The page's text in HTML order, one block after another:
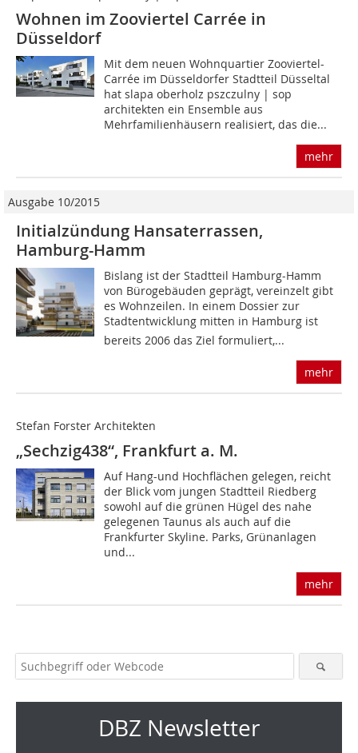
Wohnen im Zooviertel Carrée in
Düsseldorf
Mit dem neuen Wohnquartier Zooviertel-
Carrée im Düsseldorfer Stadtteil Düsseltal
hat slapa oberholz pszczulny | sop
architekten ein Ensemble aus
Mehrfamilienhäusern realisiert, das die...
mehr
Ausgabe 10/2015
Initialzündung Hansaterrassen,
Hamburg-Hamm
Bislang ist der Stadtteil Hamburg-Hamm
von Bürogebäuden geprägt, vereinzelt gibt
es Wohnzeilen. In einem Dossier zur
Stadtentwicklung mitten in Hamburg ist
bereits 2006 das Ziel formuliert,...
mehr
Stefan Forster Architekten
„Sechzig438“, Frankfurt a. M.
Auf Hang-und Hochflächen gelegen, reicht
der Blick vom jungen Stadtteil Riedberg
sowohl auf die grünen Hügel des nahe
gelegenen Taunus als auch auf die
Frankfurter Skyline. Parks, Grünanlagen
und...
mehr
DBZ Newsletter